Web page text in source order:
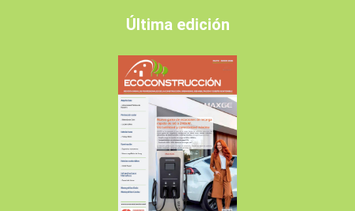
Última edición